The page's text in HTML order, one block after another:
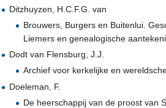
Ditzhuyzen, H.C.F.G. van
Brouwers, Burgers en Buitenlui.
Liemers en genealogische
Dodt van Flensburg, J.J.
Archief voor kerkelijke en
Doeleman, F.
De heerschappij van de proost van